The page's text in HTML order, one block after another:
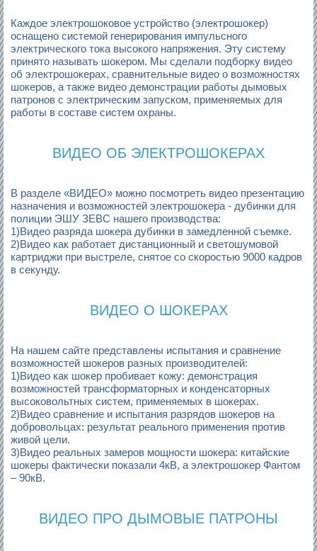
Каждое электрошоковое устройство (электрошокер)
оснащено системой генерирования импульсного
электрического тока высокого напряжения. Эту систему
принято называть шокером. Мы сделали подборку видео
об электрошокерах, сравнительные видео о возможностях
шокеров, а также видео демонстрации работы дымовых
патронов с электрическим запуском, применяемых для
работы в составе систем охраны.
ВИДЕО ОБ ЭЛЕКТРОШОКЕРАХ
В разделе «ВИДЕО» можно посмотреть видео презентацию
назначения и возможностей электрошокера - дубинки для
полиции ЭШУ ЗЕВС нашего производства:
1)Видео разряда шокера дубинки в замедленной съемке.
2)Видео как работает дистанционный и светошумовой
картриджи при выстреле, снятое со скоростью 9000 кадров
в секунду.
ВИДЕО О ШОКЕРАХ
На нашем сайте представлены испытания и сравнение
возможностей шокеров разных производителей:
1)Видео как шокер пробивает кожу: демонстрация
возможностей трансформаторных и конденсаторных
высоковольтных систем, применяемых в шокерах.
2)Видео сравнение и испытания разрядов шокеров на
добровольцах: результат реального применения против
живой цели.
3)Видео реальных замеров мощности шокера: китайские
шокеры фактически показали 4кВ, а электрошокер Фантом
– 90кВ.
ВИДЕО ПРО ДЫМОВЫЕ ПАТРОНЫ